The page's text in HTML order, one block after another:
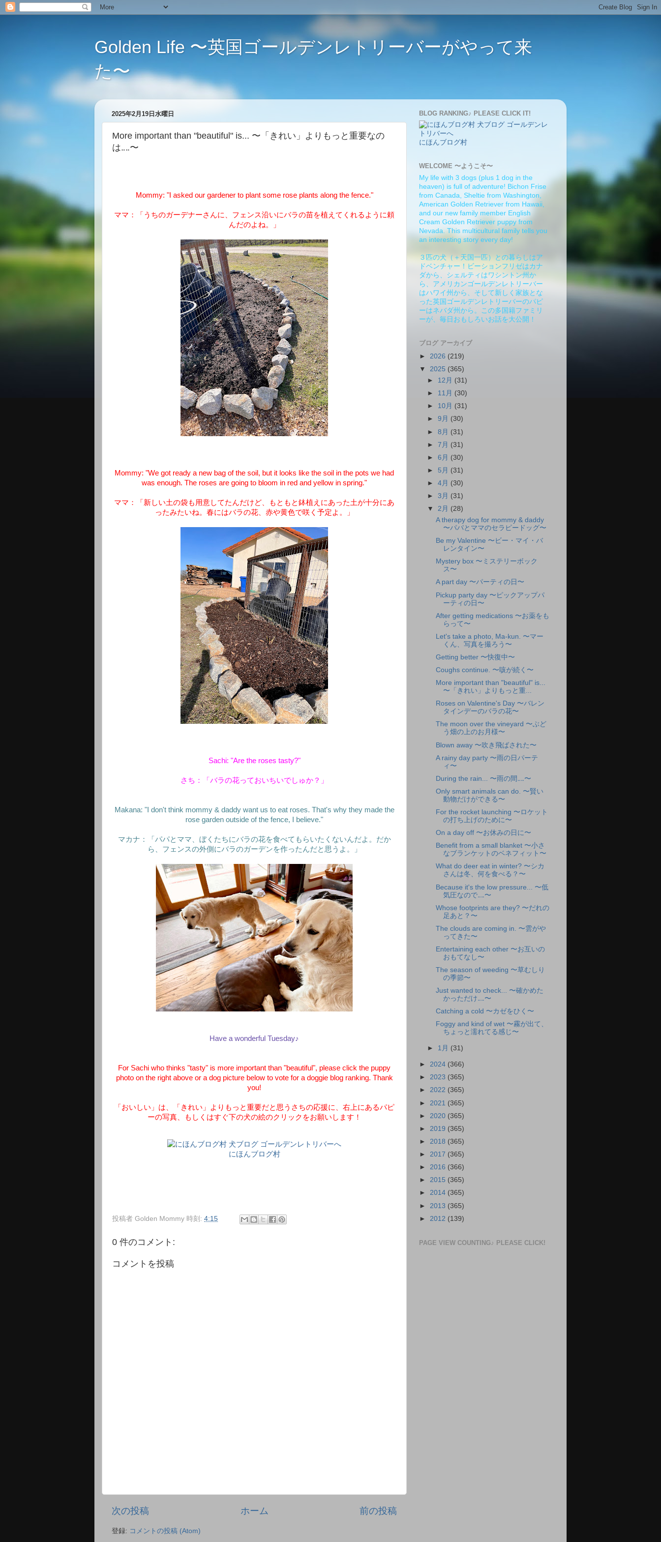
Golden Life 〜英国ゴールデンレトリーバーがやって来
た〜
2025年2月19日水曜日
More important than "beautiful" is... 〜「きれい」よりもっと重要なの
は‥‥〜
Mommy: "I asked our gardener to plant some rose plants along the fence."
ママ：「うちのガーデナーさんに、フェンス沿いにバラの苗を植えてくれるように頼
んだのよね。」
Mommy: "We got ready a new bag of the soil, but it looks like the soil in the pots we had
was enough. The roses are going to bloom in red and yellow in spring."
ママ：「新しい土の袋も用意してたんだけど、もともと鉢植えにあった土が十分にあ
ったみたいね。春にはバラの花、赤や黄色で咲く予定よ。」
Sachi: "Are the roses tasty?"
さち：「バラの花っておいちいでしゅか？」
Makana: "I don't think mommy & daddy want us to eat roses. That's why they made the
rose garden outside of the fence, I believe."
マカナ：「パパとママ、ぼくたちにバラの花を食べてもらいたくないんだよ。だか
ら、フェンスの外側にバラのガーデンを作ったんだと思うよ。」
Have a wonderful Tuesday♪
For Sachi who thinks "tasty" is more important than "beautiful", please click the puppy
photo on the right above or a dog picture below to vote for a doggie blog ranking. Thank
you!
「おいしい」は、「きれい」よりもっと重要だと思うさちの応援に、右上にあるパピ
ーの写真、もしくはすぐ下の犬の絵のクリックをお願いします！
にほんブログ村
投稿者 Golden Mommy 時刻: 4:15
0 件のコメント:
コメントを投稿
次の投稿 前の投稿
ホーム
登録: コメントの投稿 (Atom)
BLOG RANKING♪ PLEASE CLICK IT!
にほんブログ村
WELCOME 〜ようこそ〜
My life with 3 dogs (plus 1 dog in the
heaven) is full of adventure! Bichon Frise
from Canada, Sheltie from Washington,
American Golden Retriever from Hawaii,
and our new family member English
Cream Golden Retriever puppy from
Nevada. This multicultural family tells you
an interesting story every day!
３匹の犬（＋天国一匹）との暮らしはア
ドベンチャー！ビーションフリゼはカナ
ダから、シェルティはワシントン州か
ら、アメリカンゴールデンレトリーバー
はハワイ州から、そして新しく家族とな
った英国ゴールデンレトリーバーのパピ
ーはネバダ州から。この多国籍ファミリ
ーが、毎日おもしろいお話を大公開！
ブログ アーカイブ
► 2026 (219)
▼ 2025 (365)
► 12月 (31)
► 11月 (30)
► 10月 (31)
►9月 (30)
►8月 (31)
►7月 (31)
►6月 (30)
► 5月 (31)
►4月 (30)
►3月 (31)
▼2月 (28)
A therapy dog for mommy & daddy
〜パパとママのセラピードッグ〜
Be my Valentine 〜ビー・マイ・バ
レンタイン〜
Mystery box 〜ミステリーボック
ス〜
A part day 〜パーティの日〜
Pickup party day 〜ピックアップパ
ーティの日〜
After getting medications 〜お薬をも
らって〜
Let's take a photo, Ma-kun. 〜マー
くん、写真を撮ろう〜
Getting better 〜快復中〜
Coughs continue. 〜咳が続く〜
More important than "beautiful" is...
〜「きれい」よりもっと重...
Roses on Valentine's Day 〜バレン
タインデーのバラの花〜
The moon over the vineyard 〜ぶど
う畑の上のお月様〜
Blown away 〜吹き飛ばされた〜
A rainy day party 〜雨の日パーテ
ィ〜
During the rain... 〜雨の間‥‥〜
Only smart animals can do. 〜賢い
動物だけができる〜
For the rocket launching 〜ロケット
の打ち上げのために〜
On a day off 〜お休みの日に〜
Benefit from a small blanket 〜小さ
なブランケットのベネフィット〜
What do deer eat in winter? 〜シカ
さんは冬、何を食べる？〜
Because it's the low pressure... 〜低
気圧なので‥‥〜
Whose footprints are they? 〜だれの
足あと？〜
The clouds are coming in. 〜雲がや
ってきた〜
Entertaining each other 〜お互いの
おもてなし〜
The season of weeding 〜草むしり
の季節〜
Just wanted to check... 〜確かめた
かっただけ‥‥〜
Catching a cold 〜カゼをひく〜
Foggy and kind of wet 〜霧が出て、
ちょっと濡れてる感じ〜
► 1月 (31)
► 2024 (366)
► 2023 (365)
► 2022 (365)
► 2021 (365)
► 2020 (365)
► 2019 (365)
► 2018 (365)
► 2017 (365)
► 2016 (366)
► 2015 (365)
► 2014 (365)
► 2013 (365)
► 2012 (139)
PAGE VIEW COUNTING♪ PLEASE CLICK!